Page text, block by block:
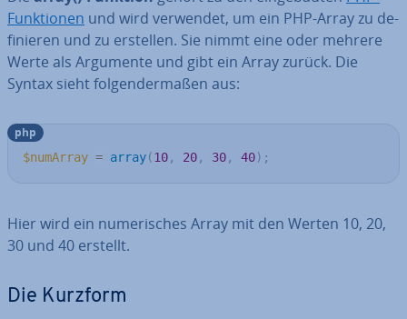
Funk­tio­nen und wird verwendet, um ein PHP-Array zu de­
fi­nie­ren und zu erstellen. Sie nimmt eine oder mehrere
Werte als Argumente und gibt ein Array zurück. Die
Syntax sieht fol­gen­der­ma­ßen aus:
$numArray = array(10, 20, 30, 40) ;
php
Hier wird ein nu­me­ri­sches Array mit den Werten 10, 20,
30 und 40 erstellt.
Die Kurzform